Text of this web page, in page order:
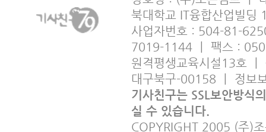
북대학교 IT융합산업빌딩
사업자번호 : 504-81-
7019-1144 ㅣ 팩스 :
원격평생교육시설13호
대구북구-00158 ㅣ 정보
기사친구는 SSL보안방식
실 수 있습니다.
COPYRIGHT 2005 (주)